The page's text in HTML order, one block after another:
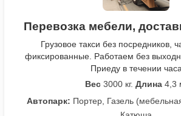
Перевозка мебели,
Грузовое такси без посредников,
фиксированные. Работаем без
Приеду в течении
Вес3000 кг. Длина4,3
Автопарк: Портер, Газель